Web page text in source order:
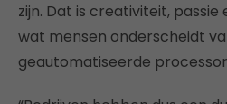
zijn. Dat is creativiteit, passie
wat mensen onderscheidt
geautomatiseerde